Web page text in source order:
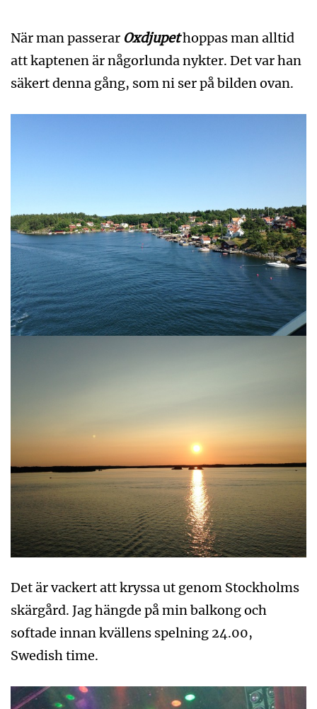
När man passerar Oxdjupethoppas man alltid
att kaptenen är någorlunda nykter. Det var han
säkert denna gång, som ni ser på bilden ovan.
Det är vackert att kryssa ut genom Stockholms
skärgård. Jag hängde på min balkong och
softade innan kvällens spelning 24.00,
Swedish time.